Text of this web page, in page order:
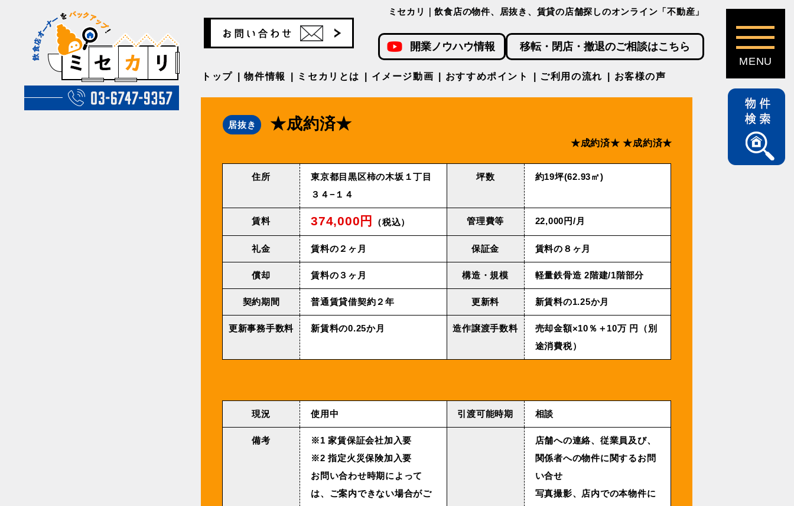
ミセカリ｜飲食店の物件、居抜き、賃貸の店舗探しのオンライン「不動産」
開業ノウハウ情報 移転・閉店・撤退のご相談はこちら
トップ 物件情報 ミセカリとは イメージ動画 おすすめポイント ご利用の流れ お客様の声
居抜き ★成約済★
★成約済★ ★成約済★
住所
東京都目黒区柿の木坂１丁目
３４−１４
坪数 約19坪(62.93㎡)
賃料 374,000円 （税込） 管理費等 22,000円/⽉
礼金 賃料の２ヶ月 保証金 賃料の８ヶ月
償却 賃料の３ヶ月 構造・規模 軽量鉄⾻造 2階建/1階部分
契約期間 普通賃貸借契約２年 更新料 新賃料の1.25か月
更新事務⼿数料 新賃料の0.25か月 造作譲渡手数料
売却⾦額×10％＋10万 円（別
途消費税）
現況 使用中 引渡可能時期 相談
備考
※1 家賃保証会社加入要
※2 指定火災保険加入要
お問い合わせ時期によって
は、ご案内できない場合がご
店舗への連絡、従業員及び、
関係者への物件に関するお問
い合せ
写真撮影、店内での本物件に